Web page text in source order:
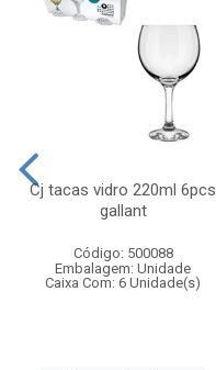
Cj tacas vidro 220ml 6pcs
gallant
Código: 500088
Embalagem: Unidade
Caixa Com: 6 Unidade(s)